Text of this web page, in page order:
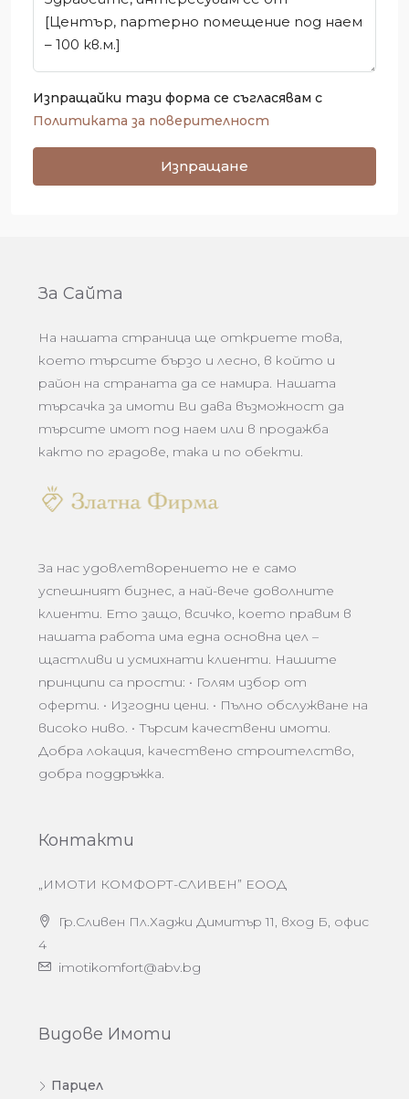
Изпращайки тази форма се съгласявам с
Политиката за поверителност
Изпращане
За Сайта
На нашата страница ще откриете това,
което търсите бързо и лесно, в който и
район на страната да се намира. Нашата
търсачка за имоти Ви дава възможност да
търсите имот под наем или в продажба
както по градове, така и по обекти.
За нас удовлетворението не е само
успешният бизнес, а най-вече доволните
клиенти. Ето защо, всичко, което правим в
нашата работа има една основна цел –
щастливи и усмихнати клиенти. Нашите
принципи са прости: • Голям избор от
оферти. • Изгодни цени. • Пълно обслужване на
високо ниво. • Търсим качествени имоти.
Добра локация, качествено строителство,
добра поддръжка.
Контакти
„ИМОТИ КОМФОРТ-СЛИВЕН” ЕООД
Гр.Сливен Пл.Хаджи Димитър 11, вход Б, офис
4
imotikomfort@abv.bg
Видове Имоти
Парцел